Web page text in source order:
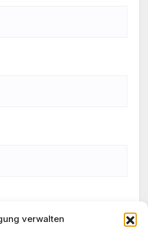
verwalten
E-Mail-Adresse und meine